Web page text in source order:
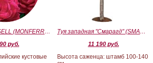
DARCEY BUSSELL (MONFERRATO) (Дарси Басл)
руб.
кустовые
Туя западная "Смарагд" (SMARAGD) ШТАМБ 100-140
11 190 руб.
Высота саженца: штамб 100-140